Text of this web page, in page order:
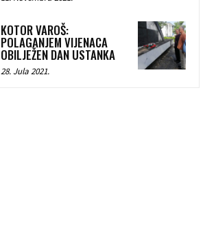
KOTOR VAROŠ:
POLAGANJEM VIJENACA
OBILJEŽEN DAN USTANKA
28. Jula 2021.